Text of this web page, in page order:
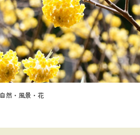
自然・風景・花